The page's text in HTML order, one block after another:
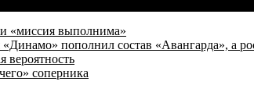
«миссия выполнима»
пополнил состав «Авангарда», а
соперника